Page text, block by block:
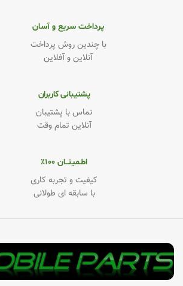
پرداخت سریع و آسان
با چندین روش پرداخت
آنلاین و آفلاین
پشتیبانی کاربران
تماس با پشتیبان
آنلاین تمام وقت
اطـمینــان ۱۰۰٪
کیفیت و تجربه کاری
با سابقه ای طولانی